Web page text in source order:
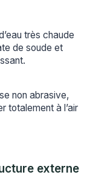
très chaude
de soude et
non abrasive,
totalement à l’air
externe